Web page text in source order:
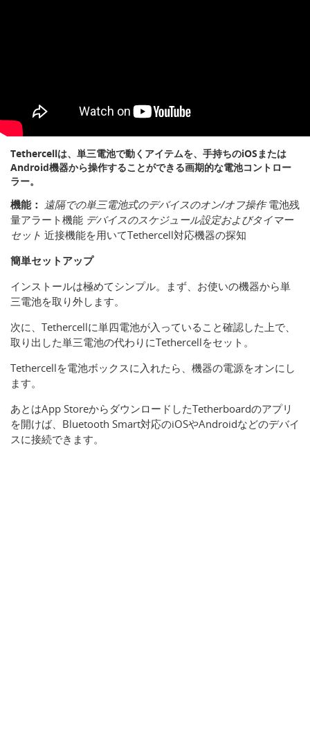
Tethercellは、単三電池で動くアイテムを、手持ちのiOSまたは
Android機器から操作することができる画期的な電池コントロー
ラー。
機能： 遠隔での単三電池式のデバイスのオン/オフ操作電池残
量アラート機能 デバイスのスケジュール設定およびタイマー
セット 近接機能を用いてTethercell対応機器の探知
簡単セットアップ
インストールは極めてシンプル。まず、お使いの機器から単
三電池を取り外します。
次に、Tethercellに単四電池が入っていること確認した上で、
取り出した単三電池の代わりにTethercellをセット。
Tethercellを電池ボックスに入れたら、機器の電源をオンにし
ます。
あとはApp StoreからダウンロードしたTetherboardのアプリ
を開けば、Bluetooth Smart対応のiOSやAndroidなどのデバイ
スに接続できます。